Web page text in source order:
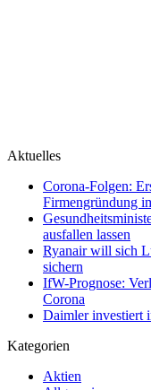
Aktuelles
Corona-Folgen:
Firmengründung
ausfallen lassen
Ryanair will sich
sichern
IfW-Prognose:
Corona
Daimler investiert
Kategorien
Aktien